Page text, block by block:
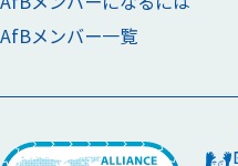
AfBメンバー一覧